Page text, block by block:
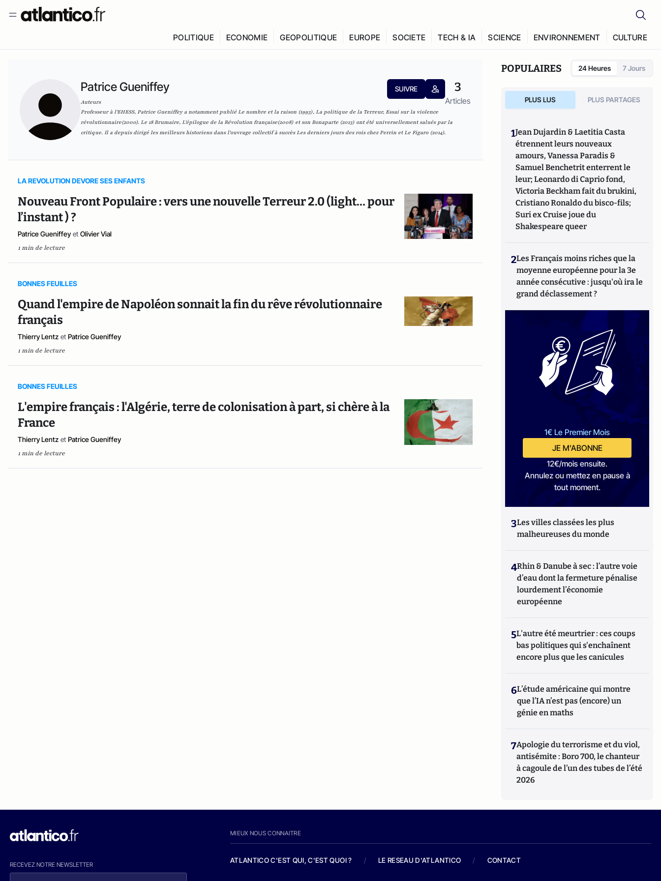
POLITIQUE ECONOMIE GEOPOLITIQUE EUROPE SOCIETE TECH & IA SCIENCE ENVIRONNEMENT CULTURE
Patrice Gueniffey
Auteurs
SUIVRE 3
Articles
Professeur à l'EHESS, Patrice Gueniffey a notamment publié Le nombre et la raison (1993), La politique de la Terreur, Essai sur la violence
révolutionnaire(2000). Le 18 Brumaire, L'épilogue de la Révolution française(2008) et son Bonaparte (2013) ont été universellement salués par la
critique. Il a depuis dirigé les meilleurs historiens dans l'ouvrage collectif à succès Les derniers jours des rois chez Perrin et Le Figaro (2014).
LA REVOLUTION DEVORE SES ENFANTS
Nouveau Front Populaire : vers une nouvelle Terreur 2.0 (light… pour
l’instant ) ?
Patrice Gueniffey et Olivier Vial
1 min de lecture
BONNES FEUILLES
Quand l'empire de Napoléon sonnait la fin du rêve révolutionnaire
français
Thierry Lentz et Patrice Gueniffey
1 min de lecture
BONNES FEUILLES
L'empire français : l'Algérie, terre de colonisation à part, si chère à la
France
Thierry Lentz et Patrice Gueniffey
1 min de lecture
POPULAIRES 24 Heures 7 Jours
PLUS LUS PLUS PARTAGES
1Jean Dujardin & Laetitia Casta
étrennent leurs nouveaux
amours, Vanessa Paradis &
Samuel Benchetrit enterrent le
leur; Leonardo di Caprio fond,
Victoria Beckham fait du brukini,
Cristiano Ronaldo du bisco-fils;
Suri ex Cruise joue du
Shakespeare queer
2Les Français moins riches que la
moyenne européenne pour la 3e
année consécutive : jusqu'où ira le
grand déclassement ?
1€ Le Premier Mois
JE M'ABONNE
12€/mois ensuite.
Annulez ou mettez en pause à
tout moment.
3Les villes classées les plus
malheureuses du monde
4Rhin & Danube à sec : l’autre voie
d’eau dont la fermeture pénalise
lourdement l’économie
européenne
5L'autre été meurtrier : ces coups
bas politiques qui s'enchaînent
encore plus que les canicules
6L’étude américaine qui montre
que l’IA n’est pas (encore) un
génie en maths
7Apologie du terrorisme et du viol,
antisémite : Boro 700, le chanteur
à cagoule de l’un des tubes de l’été
2026
RECEVEZ NOTRE NEWSLETTER
MIEUX NOUS CONNAITRE
ATLANTICO C'EST QUI, C'EST QUOI ? / LE RESEAU D'ATLANTICO / CONTACT